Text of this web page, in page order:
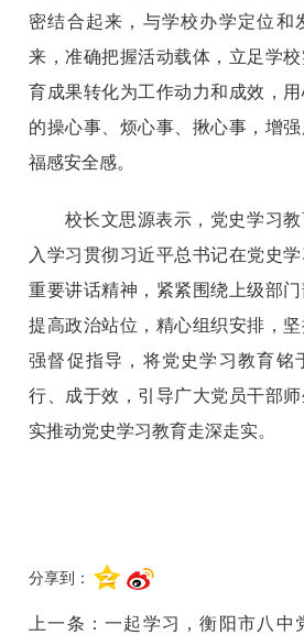
密结合起来，与学校办学定位和
来，准确把握活动载体，立足学
育成果转化为工作动力和成效，
的操心事、烦心事、揪心事，增
福感安全感。
校长文思源表示，党史学习
入学习贯彻习近平总书记在党史
重要讲话精神，紧紧围绕上级部
提高政治站位，精心组织安排，
强督促指导，将党史学习教育铭
行、成于效，引导广大党员干部
实推动党史学习教育走深走实。
分享到：
上一条：一起学习，衡阳市八中